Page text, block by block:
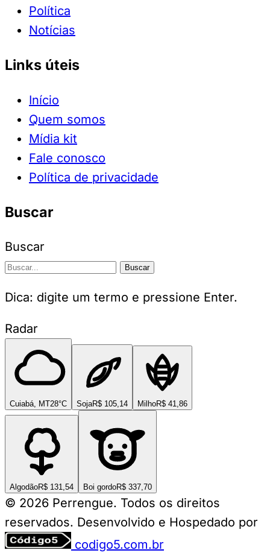
Política
Notícias
Links úteis
Início
Quem somos
Mídia kit
Fale conosco
Política de privacidade
Buscar
Buscar
Buscar
Dica: digite um termo e pressione Enter.
Radar
Cuiabá, MT28°C SojaR$ 105,14 MilhoR$ 41,86
AlgodãoR$ 131,54 Boi gordoR$ 337,70
© 2026 Perrengue. Todos os direitos
reservados. Desenvolvido e Hospedado por
codigo5.com.br